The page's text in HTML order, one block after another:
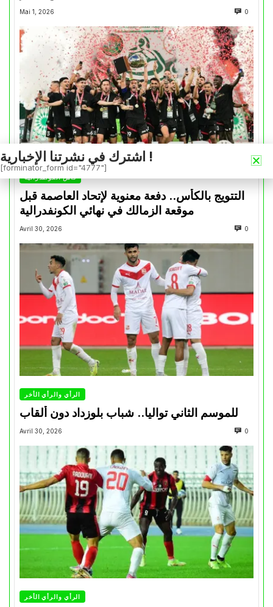
Mai 1, 2026 0
كأس الكونفدرالية
التتويج بالكأس.. دفعة معنوية لإتحاد العاصمة قبل
موقعة الزمالك في نهائي الكونفدرالية
Avril 30, 2026 0
الرأي والرأي الأخر
للموسم الثاني تواليا.. شباب بلوزداد دون ألقاب
Avril 30, 2026 0
الرأي والرأي الأخر
اشترك في نشرتنا الإخبارية !
[forminator_form id="4777"]